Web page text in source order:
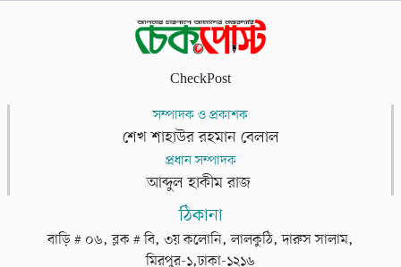
CheckPost
সম্পাদক ও প্রকাশক
শেখ শাহাউর রহমান বেলাল
প্রধান সম্পাদক
আব্দুল হাকীম রাজ
ঠিকানা
বাড়ি # ০৬, ব্লক # বি, ৩য় কলোনি, লালকুঠি, দারুস সালাম,
মিরপুর-১,ঢাকা-১২১৬